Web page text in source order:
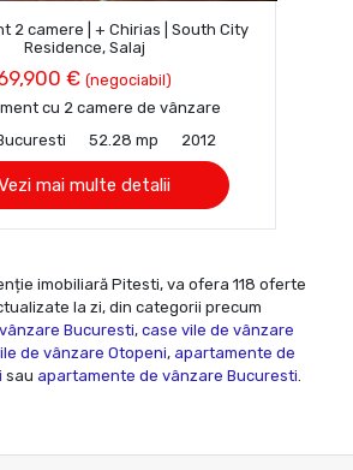
2 camere | + Chirias | South City
Residence, Salaj
€ (negociabil)
cu 2 camere de vânzare
52.28 mp 2012
mai multe detalii
imobiliară Pitesti, va ofera 118 oferte
la zi, din categorii precum
Bucuresti, case vile de vânzare
de vânzare Otopeni, apartamente de
sau apartamente de vânzare Bucuresti